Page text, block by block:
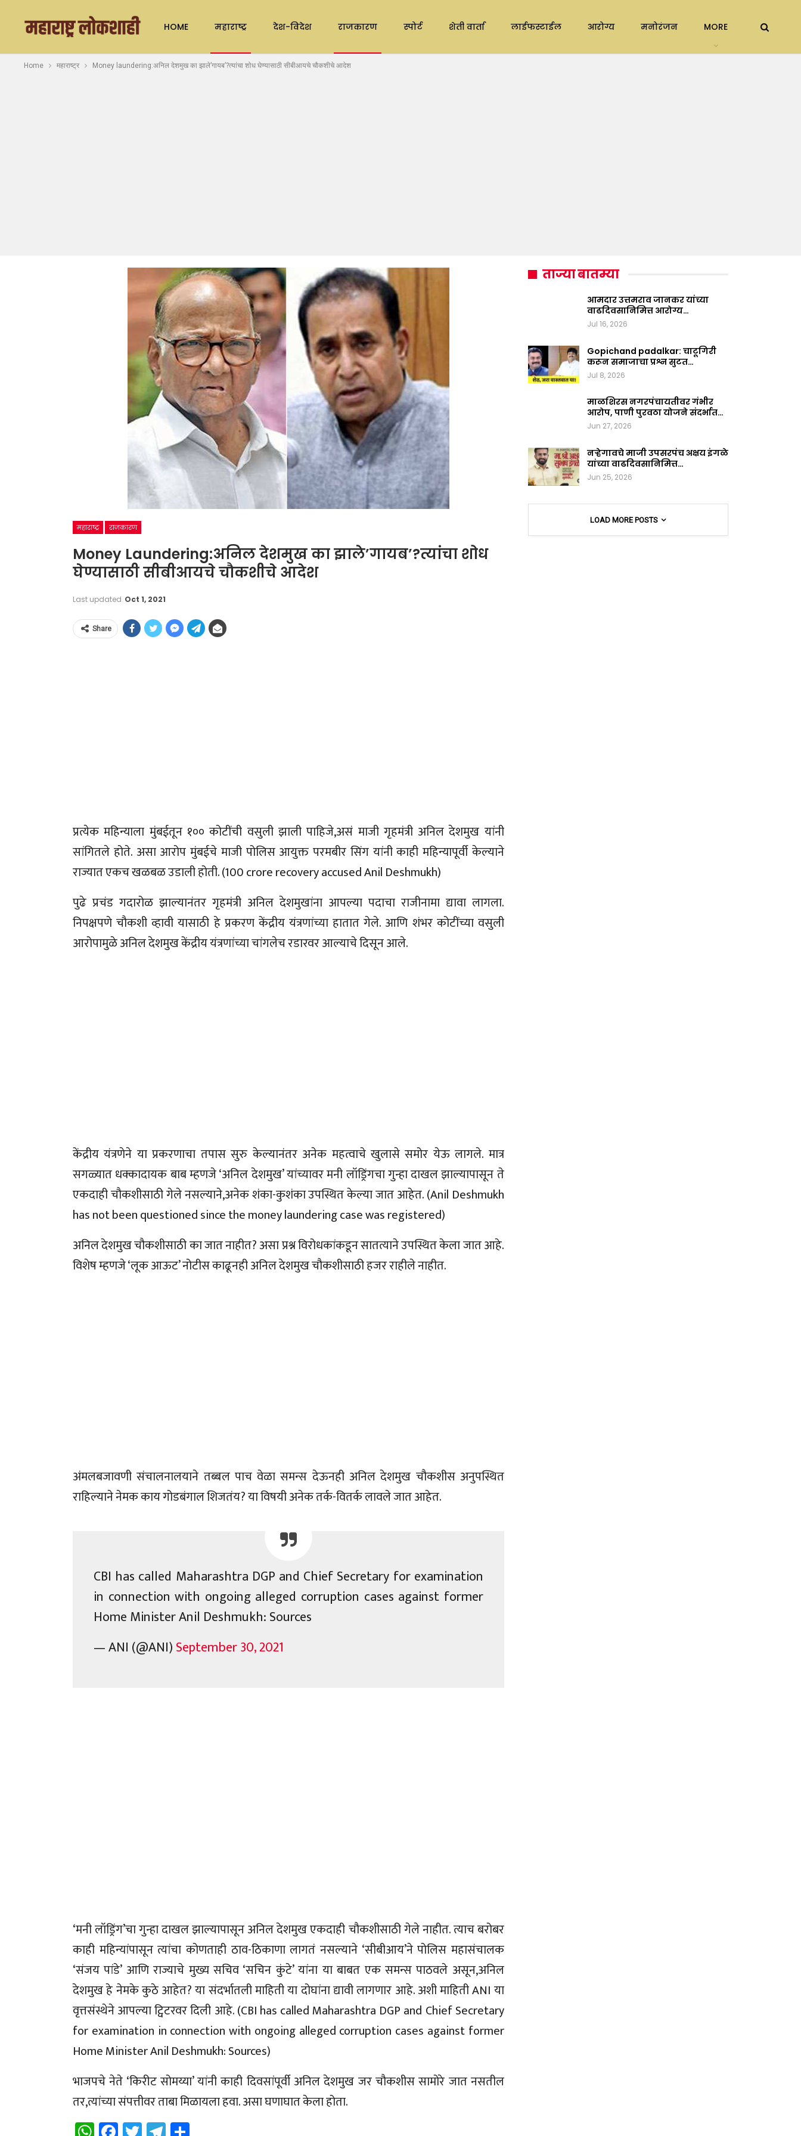
HOME महाराष्ट्र देश-विदेश राजकारण स्पोर्ट शेती वार्ता लाईफस्टाईल आरोग्य मनोरंजन MORE
Home महाराष्ट्र Money laundering:अनिल देशमुख का झाले’गायब’?त्यांचा शोध घेण्यासाठी सीबीआयचे चौकशीचे आदेश
महाराष्ट्र राजकारण
Money Laundering:अनिल देशमुख का झाले’गायब’?त्यांचा शोध
घेण्यासाठी सीबीआयचे चौकशीचे आदेश
Last updated Oct 1, 2021
Share
प्रत्येक महिन्याला मुंबईतून १०० कोटींची वसुली झाली पाहिजे,असं माजी गृहमंत्री अनिल देशमुख यांनी
सांगितले होते. असा आरोप मुंबईचे माजी पोलिस आयुक्त परमबीर सिंग यांनी काही महिन्यापूर्वी केल्याने
राज्यात एकच खळबळ उडाली होती. (100 crore recovery accused Anil Deshmukh)
पुढे प्रचंड गदारोळ झाल्यानंतर गृहमंत्री अनिल देशमुखांना आपल्या पदाचा राजीनामा द्यावा लागला.
निपक्षपणे चौकशी व्हावी यासाठी हे प्रकरण केंद्रीय यंत्रणांच्या हातात गेले. आणि शंभर कोटींच्या वसुली
आरोपामुळे अनिल देशमुख केंद्रीय यंत्रणांच्या चांगलेच रडारवर आल्याचे दिसून आले.
केंद्रीय यंत्रणेने या प्रकरणाचा तपास सुरु केल्यानंतर अनेक महत्वाचे खुलासे समोर येऊ लागले. मात्र
सगळ्यात धक्कादायक बाब म्हणजे ‘अनिल देशमुख’ यांच्यावर मनी लॉड्रिंगचा गुन्हा दाखल झाल्यापासून ते
एकदाही चौकशीसाठी गेले नसल्याने,अनेक शंका-कुशंका उपस्थित केल्या जात आहेत. (Anil Deshmukh
has not been questioned since the money laundering case was registered)
अनिल देशमुख चौकशीसाठी का जात नाहीत? असा प्रश्न विरोधकांकडून सातत्याने उपस्थित केला जात आहे.
विशेष म्हणजे ‘लूक आऊट’ नोटीस काढूनही अनिल देशमुख चौकशीसाठी हजर राहीले नाहीत.
अंमलबजावणी संचालनालयाने तब्बल पाच वेळा समन्स देऊनही अनिल देशमुख चौकशीस अनुपस्थित
राहिल्याने नेमक काय गोडबंगाल शिजतंय? या विषयी अनेक तर्क-वितर्क लावले जात आहेत.
CBI has called Maharashtra DGP and Chief Secretary for examination
in connection with ongoing alleged corruption cases against former
Home Minister Anil Deshmukh: Sources
— ANI (@ANI)September 30, 2021
‘मनी लॉड्रिंग’चा गुन्हा दाखल झाल्यापासून अनिल देशमुख एकदाही चौकशीसाठी गेले नाहीत. त्याच बरोबर
काही महिन्यांपासून त्यांचा कोणताही ठाव-ठिकाणा लागतं नसल्याने ‘सीबीआय’ने पोलिस महासंचालक
‘संजय पांडे’ आणि राज्याचे मुख्य सचिव ‘सचिन कुंटे’ यांना या बाबत एक समन्स पाठवले असून,अनिल
देशमुख हे नेमके कुठे आहेत? या संदर्भातली माहिती या दोघांना द्यावी लागणार आहे. अशी माहिती ANI या
वृत्तसंस्थेने आपल्या ट्विटरवर दिली आहे. (CBI has called Maharashtra DGP and Chief Secretary
for examination in connection with ongoing alleged corruption cases against former
Home Minister Anil Deshmukh: Sources)
भाजपचे नेते ‘किरीट सोमय्या’ यांनी काही दिवसांपूर्वी अनिल देशमुख जर चौकशीस सामोरे जात नसतील
तर,त्यांच्या संपत्तीवर ताबा मिळायला हवा. असा घणाघात केला होता.
ताज्या बातम्या
आमदार उत्तमराव जानकर यांच्या
वाढदिवसानिमित्त आरोग्य…
Jul 16, 2026
Gopichand padalkar: चाटूगिरी
करून समाजाचा प्रश्न सुटत…
Jul 8, 2026
माळशिरस नगरपंचायतीवर गंभीर
आरोप, पाणी पुरवठा योजने संदर्भात…
Jun 27, 2026
नऱ्हेगावचे माजी उपसरपंच अक्षय इंगळे
यांच्या वाढदिवसानिमित्त…
Jun 25, 2026
LOAD MORE POSTS